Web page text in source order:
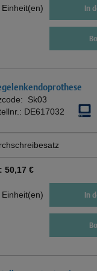
Einheit(en) In
Sk03
DE617032
50,17 €
Einheit(en) In